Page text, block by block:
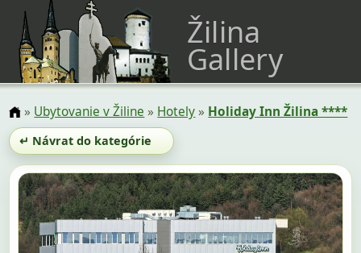
Žilina
Gallery
» Ubytovanie v Žiline » Hotely» Holiday Inn Žilina ****
↵ Návrat do kategórie